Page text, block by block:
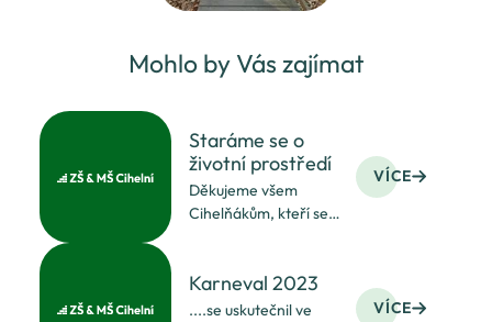
Mohlo by Vás zajímat
Staráme se o
životní prostředí
Děkujeme všem
Cihelňákům, kteří se
organizování sběru.
VÍCE
Karneval 2023
....se uskutečnil ve
VÍCE